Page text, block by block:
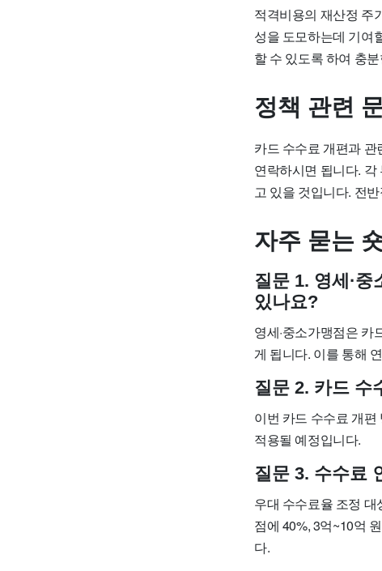
적격비용의 재산정 주
성을 도모하는데 기여
할 수 있도록 하여 충
정책 관련
카드 수수료 개편과
연락하시면 됩니다.
고 있을 것입니다. 전
자주 묻는
질문 1. 영세·
있나요?
영세·중소가맹점은
게 됩니다. 이를 통해
질문 2. 카드 수
이번 카드 수수료 개
적용될 예정입니다.
질문 3. 수수료
우대 수수료율 조정
점에 40%, 3억~10억
다.